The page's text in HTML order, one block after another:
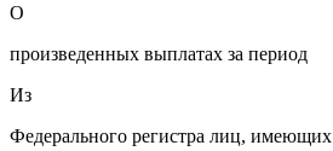
О
произведенных выплатах за период
Из
Федерального регистра лиц, имеющих